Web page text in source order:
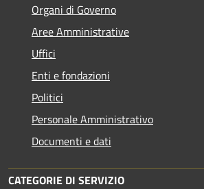
Organi di Governo
Aree Amministrative
Uffici
Enti e fondazioni
Politici
Personale Amministrativo
Documenti e dati
CATEGORIE DI SERVIZIO